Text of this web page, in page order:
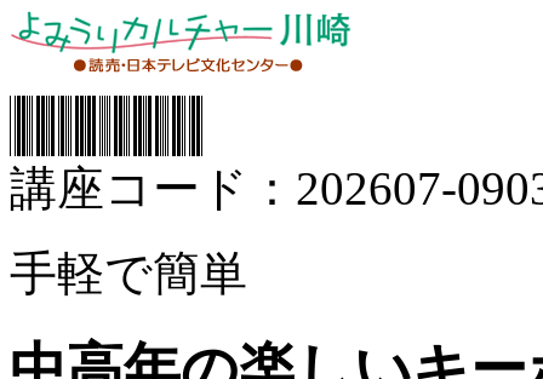
講座コード：202607-
手軽で簡単